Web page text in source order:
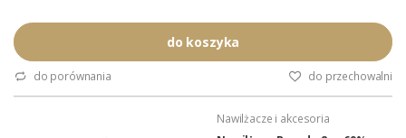
Technologia: dwukierunkowa
kontrola wilgotności.
Wilgotność: 69% RH (regulowana
nawilżaczem Boveda).
Przeznaczenie: przechowywanie
do koszyka
do porównania do przechowalni
Nawilżacze i akcesoria